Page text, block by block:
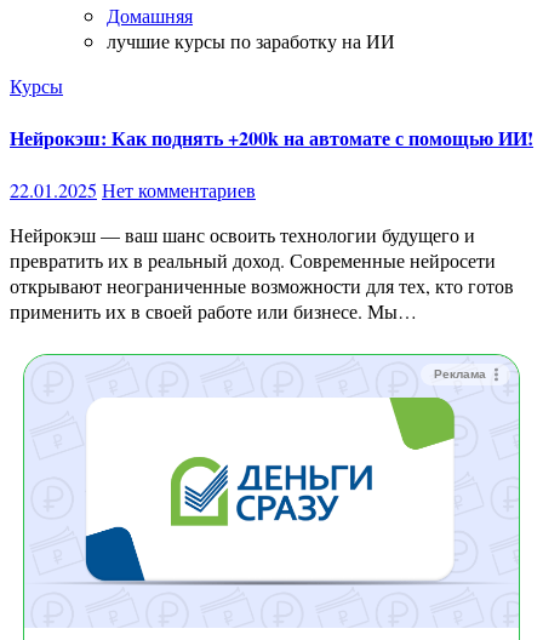
Домашняя
лучшие курсы по заработку на ИИ
Курсы
Нейрокэш: Как поднять +200k на автомате с помощью ИИ!
22.01.2025 Нет комментариев
Нейрокэш — ваш шанс освоить технологии будущего и
превратить их в реальный доход. Современные нейросети
открывают неограниченные возможности для тех, кто готов
применить их в своей работе или бизнесе. Мы…
Реклама